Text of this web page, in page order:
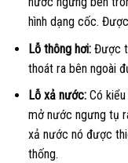
hình dạng cốc.
Lỗ thông hơi:Được
thoát ra bên ngoài
Lỗ xả nước:Có kiểu
mở nước ngưng tụ
xả nước nó được
thống.